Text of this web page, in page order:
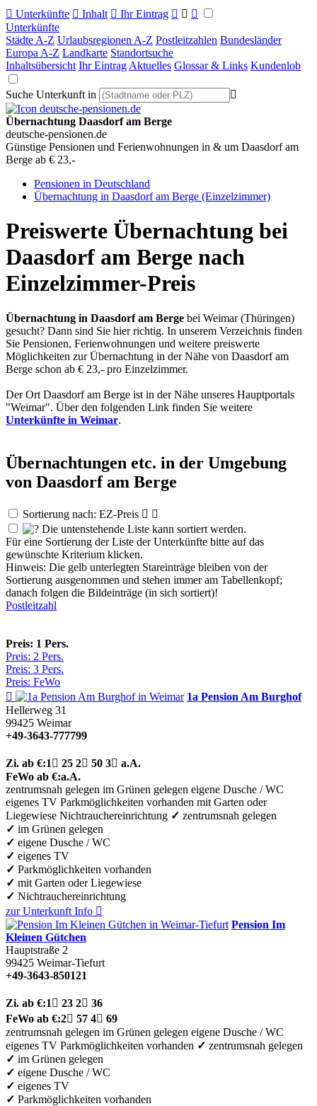
 Unterkünfte  Inhalt  Ihr Eintrag   
Unterkünfte
Städte A-Z Urlaubsregionen A-Z Postleitzahlen Bundesländer
Europa A-Z Landkarte Standortsuche
Inhaltsübersicht Ihr Eintrag Aktuelles Glossar & Links Kundenlob
Suche Unterkunft in 
Übernachtung Daasdorf am Berge
deutsche-pensionen.de
Günstige Pensionen und Ferienwohnungen in & um Daasdorf am
Berge ab € 23,-
Pensionen in Deutschland
Übernachtung in Daasdorf am Berge (Einzelzimmer)
Preiswerte Übernachtung bei
Daasdorf am Berge nach
Einzelzimmer-Preis
Übernachtung in Daasdorf am Berge bei Weimar (Thüringen)
gesucht? Dann sind Sie hier richtig. In unserem Verzeichnis finden
Sie Pensionen, Ferienwohnungen und weitere preiswerte
Möglichkeiten zur Übernachtung in der Nähe von Daasdorf am
Berge schon ab € 23,- pro Einzelzimmer.
Der Ort Daasdorf am Berge ist in der Nähe unseres Hauptportals
"Weimar". Über den folgenden Link finden Sie weitere
Unterkünfte in Weimar.
Übernachtungen etc. in der Umgebung
von Daasdorf am Berge
Sortierung nach: EZ-Preis  
Die untenstehende Liste kann sortiert werden.
Für eine Sortierung der Liste der Unterkünfte bitte auf das
gewünschte Kriterium klicken.
Hinweis: Die gelb unterlegten Stareinträge bleiben von der
Sortierung ausgenommen und stehen immer am Tabellenkopf;
danach folgen die Bildeinträge (in sich sortiert)!
Postleitzahl
Preis: 1 Pers.
Preis: 2 Pers.
Preis: 3 Pers.
Preis: FeWo

1a Pension Am Burghof
Hellerweg 31
99425 Weimar
+49-3643-777799
Zi. ab €:1  25 2 50 3 a.A.
FeWo ab €:a.A.
zentrumsnah gelegen im Grünen gelegen eigene Dusche / WC
eigenes TV Parkmöglichkeiten vorhanden mit Garten oder
Liegewiese Nichtrauchereinrichtung ✓ zentrumsnah gelegen
✓ im Grünen gelegen
✓ eigene Dusche / WC
✓ eigenes TV
✓ Parkmöglichkeiten vorhanden
✓ mit Garten oder Liegewiese
✓ Nichtrauchereinrichtung
zur Unterkunft Info 
Pension Im
Kleinen Gütchen
Hauptstraße 2
99425 Weimar-Tiefurt
+49-3643-850121
Zi. ab €:1  23 2 36
FeWo ab €:2 57 4 69
zentrumsnah gelegen im Grünen gelegen eigene Dusche / WC
eigenes TV Parkmöglichkeiten vorhanden ✓ zentrumsnah gelegen
✓ im Grünen gelegen
✓ eigene Dusche / WC
✓ eigenes TV
✓ Parkmöglichkeiten vorhanden